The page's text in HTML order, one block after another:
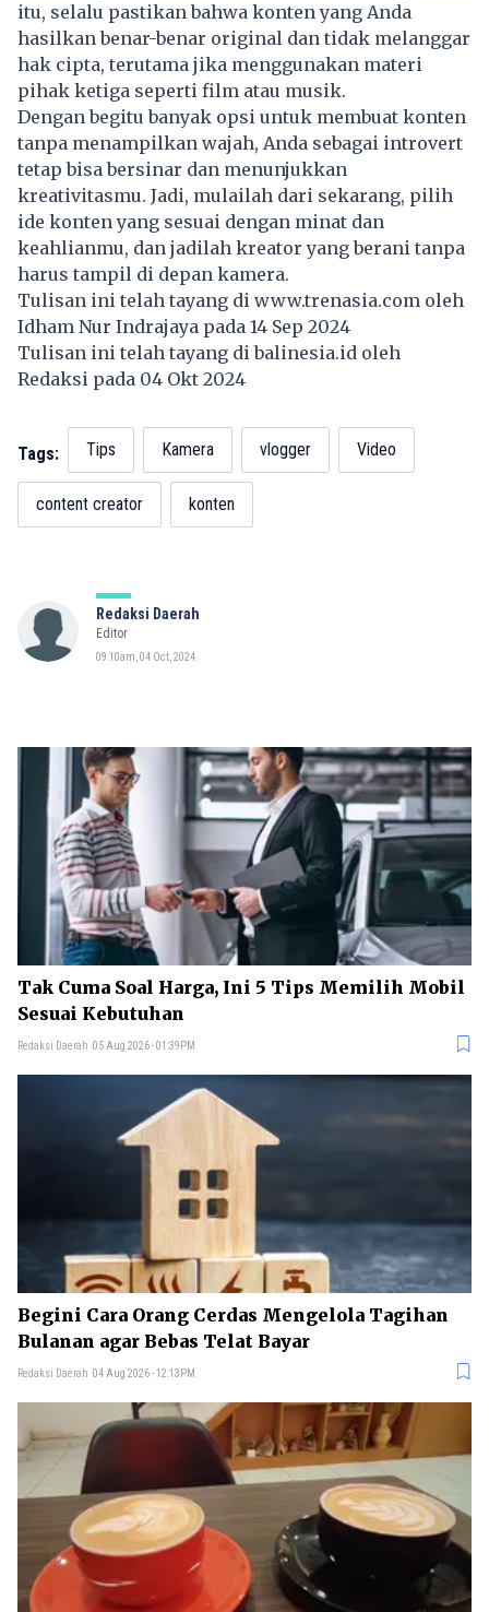
itu, selalu pastikan bahwa konten yang Anda
hasilkan benar-benar original dan tidak melanggar
hak cipta, terutama jika menggunakan materi
pihak ketiga seperti film atau musik.
Dengan begitu banyak opsi untuk membuat konten
tanpa menampilkan wajah, Anda sebagai introvert
tetap bisa bersinar dan menunjukkan
kreativitasmu. Jadi, mulailah dari sekarang, pilih
ide konten yang sesuai dengan minat dan
keahlianmu, dan jadilah kreator yang berani tanpa
harus tampil di depan kamera.
Tulisan ini telah tayang di www.trenasia.com oleh
Idham Nur Indrajaya pada 14 Sep 2024
Tulisan ini telah tayang dibalinesia.id oleh
Redaksi pada 04 Okt 2024
Tags: Tips Kamera vlogger Video
content creator konten
Redaksi Daerah
Editor
09:10am, 04 Oct, 2024
Tak Cuma Soal Harga, Ini 5 Tips Memilih Mobil
Sesuai Kebutuhan
Redaksi Daerah 05 Aug 2026 - 01:39PM
Begini Cara Orang Cerdas Mengelola Tagihan
Bulanan agar Bebas Telat Bayar
Redaksi Daerah 04 Aug 2026 - 12:13PM